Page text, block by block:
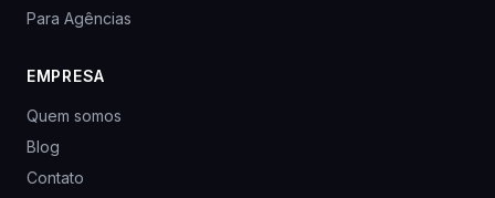
Para Agências
EMPRESA
Quem somos
Blog
Contato